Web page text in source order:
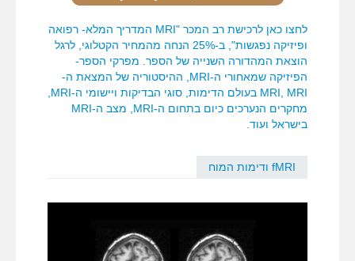
לחצו כאן לרכישת רב המכר "MRI המדריך המלא- רפואה
ופיזיקה נפגשות", ב-25% הנחה מהמחיר הקטלוגי, לרגל
הוצאת המהדורה השנייה של הספר. מפרקי הספר-
הפיזיקה שמאחורי ה-MRI, ההיסטוריה של המצאת ה-
מחקרים הנערכים כיום בתחום ה-MRI, מצב ה-MRI
בישראל ועוד.
fMRI ודימות המוח